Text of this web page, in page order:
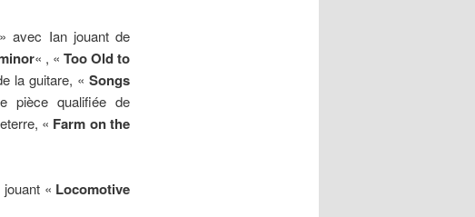
» avec Ian jouant de
« , « Too Old to
la guitare, «Songs
pièce qualifiée de
« Farm on the
« Locomotive